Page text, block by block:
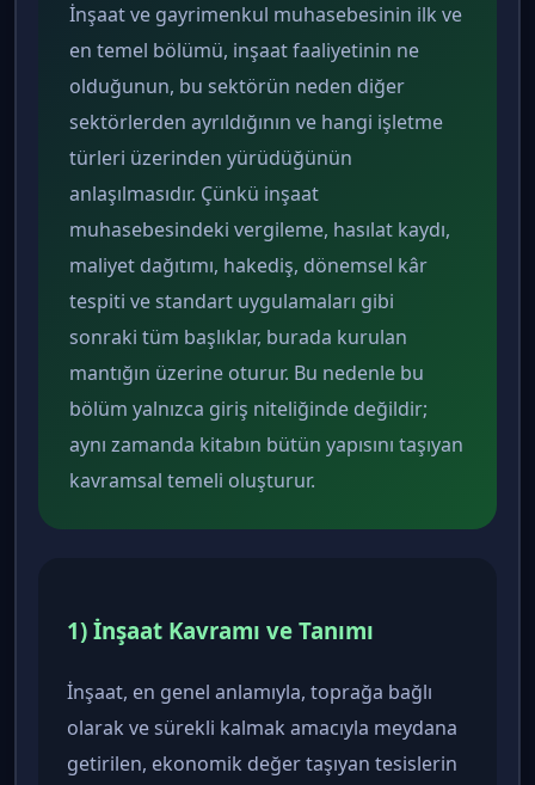
İnşaat ve gayrimenkul muhasebesinin ilk ve
en temel bölümü, inşaat faaliyetinin ne
olduğunun, bu sektörün neden diğer
sektörlerden ayrıldığının ve hangi işletme
türleri üzerinden yürüdüğünün
anlaşılmasıdır. Çünkü inşaat
muhasebesindeki vergileme, hasılat kaydı,
maliyet dağıtımı, hakediş, dönemsel kâr
tespiti ve standart uygulamaları gibi
sonraki tüm başlıklar, burada kurulan
mantığın üzerine oturur. Bu nedenle bu
bölüm yalnızca giriş niteliğinde değildir;
aynı zamanda kitabın bütün yapısını taşıyan
kavramsal temeli oluşturur.
1) İnşaat Kavramı ve Tanımı
İnşaat, en genel anlamıyla, toprağa bağlı
olarak ve sürekli kalmak amacıyla meydana
getirilen, ekonomik değer taşıyan tesislerin